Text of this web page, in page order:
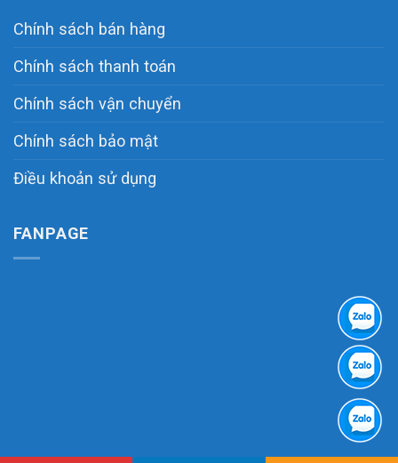
Chính sách bán hàng
Chính sách thanh toán
Chính sách vận chuyển
Chính sách bảo mật
Điều khoản sử dụng
FANPAGE